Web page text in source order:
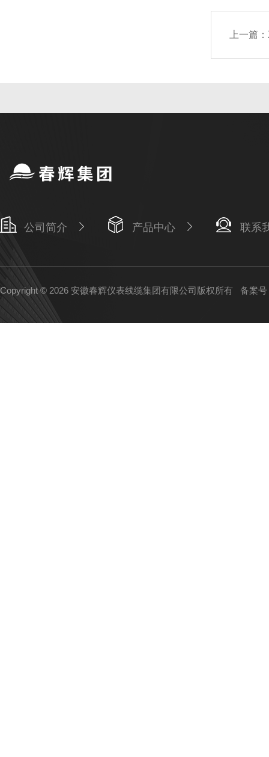
上一篇：
公司简介 产品中心 联系
Copyright © 2026 安徽春辉仪表线缆集团有限公司版权所有 备案号